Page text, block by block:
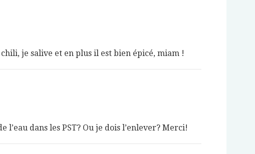
je salive et en plus il est bien épicé, miam !
l’eau dans les PST? Ou je dois l’enlever? Merci!